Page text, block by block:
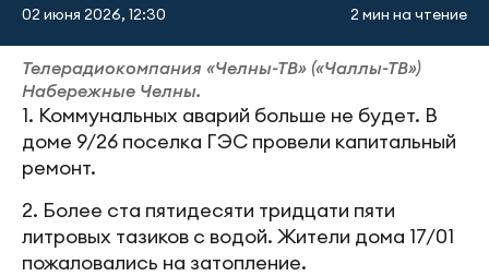
02 июня 2026, 12:30 2 мин на чтение
Телерадиокомпания «Челны-ТВ» («Чаллы-ТВ»)
Набережные Челны.
1. Коммунальных аварий больше не будет. В
доме 9/26 поселка ГЭС провели капитальный
ремонт.
2. Более ста пятидесяти тридцати пяти
литровых тазиков с водой. Жители дома 17/01
пожаловались на затопление.